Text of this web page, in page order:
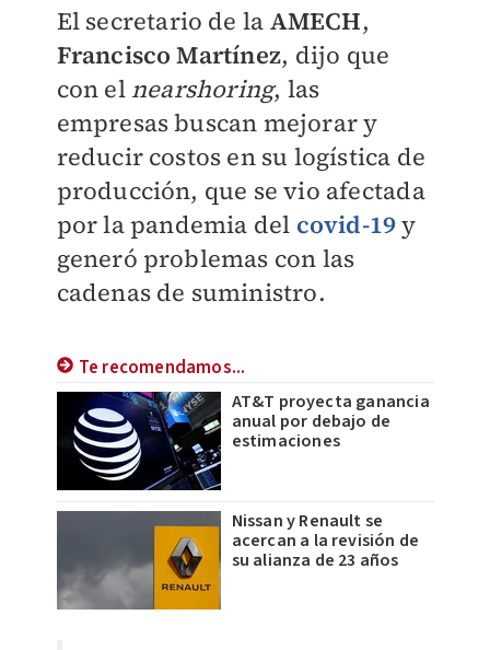
El secretario de la AMECH,
Francisco Martínez, dijo que
con el nearshoring, las
empresas buscan mejorar y
reducir costos en su logística de
producción, que se vio afectada
por la pandemia del covid-19y
generó problemas con las
cadenas de suministro.
Te recomendamos...
AT&T proyecta ganancia
anual por debajo de
estimaciones
Nissan y Renault se
acercan a la revisión de
su alianza de 23 años